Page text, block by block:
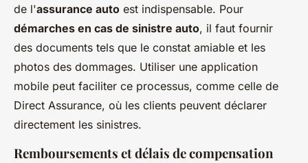
de l'assurance auto est indispensable. Pour
démarches en cas de sinistre auto, il faut fournir
des documents tels que le constat amiable et les
photos des dommages. Utiliser une application
mobile peut faciliter ce processus, comme celle de
Direct Assurance, où les clients peuvent déclarer
directement les sinistres.
Remboursements et délais de compensation